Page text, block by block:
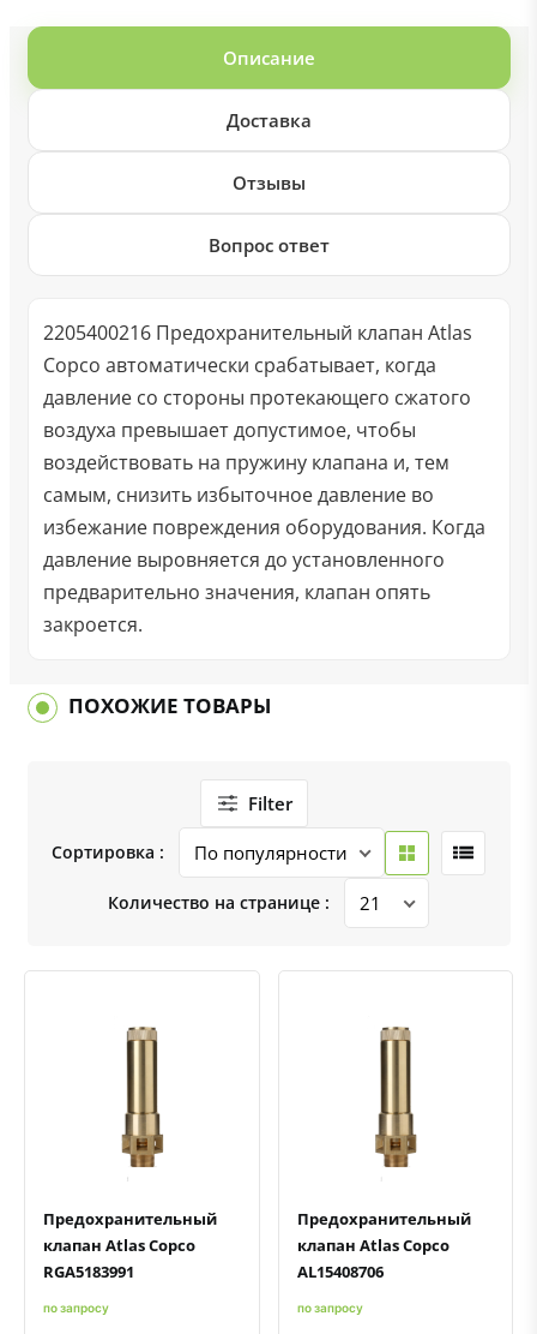
Описание
Доставка
Отзывы
Вопрос ответ
2205400216 Предохранительный клапан Atlas
Copco автоматически срабатывает, когда
давление со стороны протекающего сжатого
воздуха превышает допустимое, чтобы
воздействовать на пружину клапана и, тем
самым, снизить избыточное давление во
избежание повреждения оборудования. Когда
давление выровняется до установленного
предварительно значения, клапан опять
закроется.
ПОХОЖИЕ ТОВАРЫ
Filter
Сортировка :
Количество на странице :
Быстрый просмотрДобавить к сравнению
Предохранительный
клапан Atlas Copco
RGA5183991
по запросу
Быстрый просмотрДобавить к сравнению
Предохранительный
клапан Atlas Copco
AL15408706
по запросу